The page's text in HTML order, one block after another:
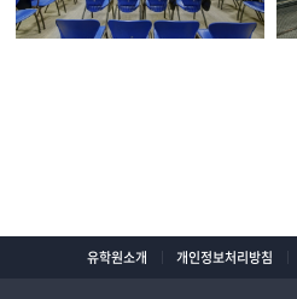
유학원소개 개인정보처리방침